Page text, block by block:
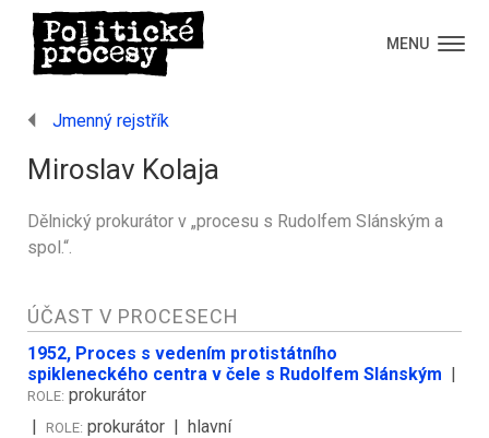
MENU
Jmenný rejstřík
Miroslav Kolaja
Dělnický prokurátor v „procesu s Rudolfem Slánským a
spol.“.
ÚČAST V PROCESECH
1952, Proces s vedením protistátního
spikleneckého centra v čele s Rudolfem Slánským |
ROLE: prokurátor
|
ROLE: prokurátor | hlavní